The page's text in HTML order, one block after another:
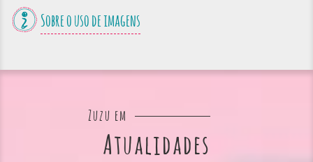
Sobre o uso de imagens
Zuzu em
Atualidades